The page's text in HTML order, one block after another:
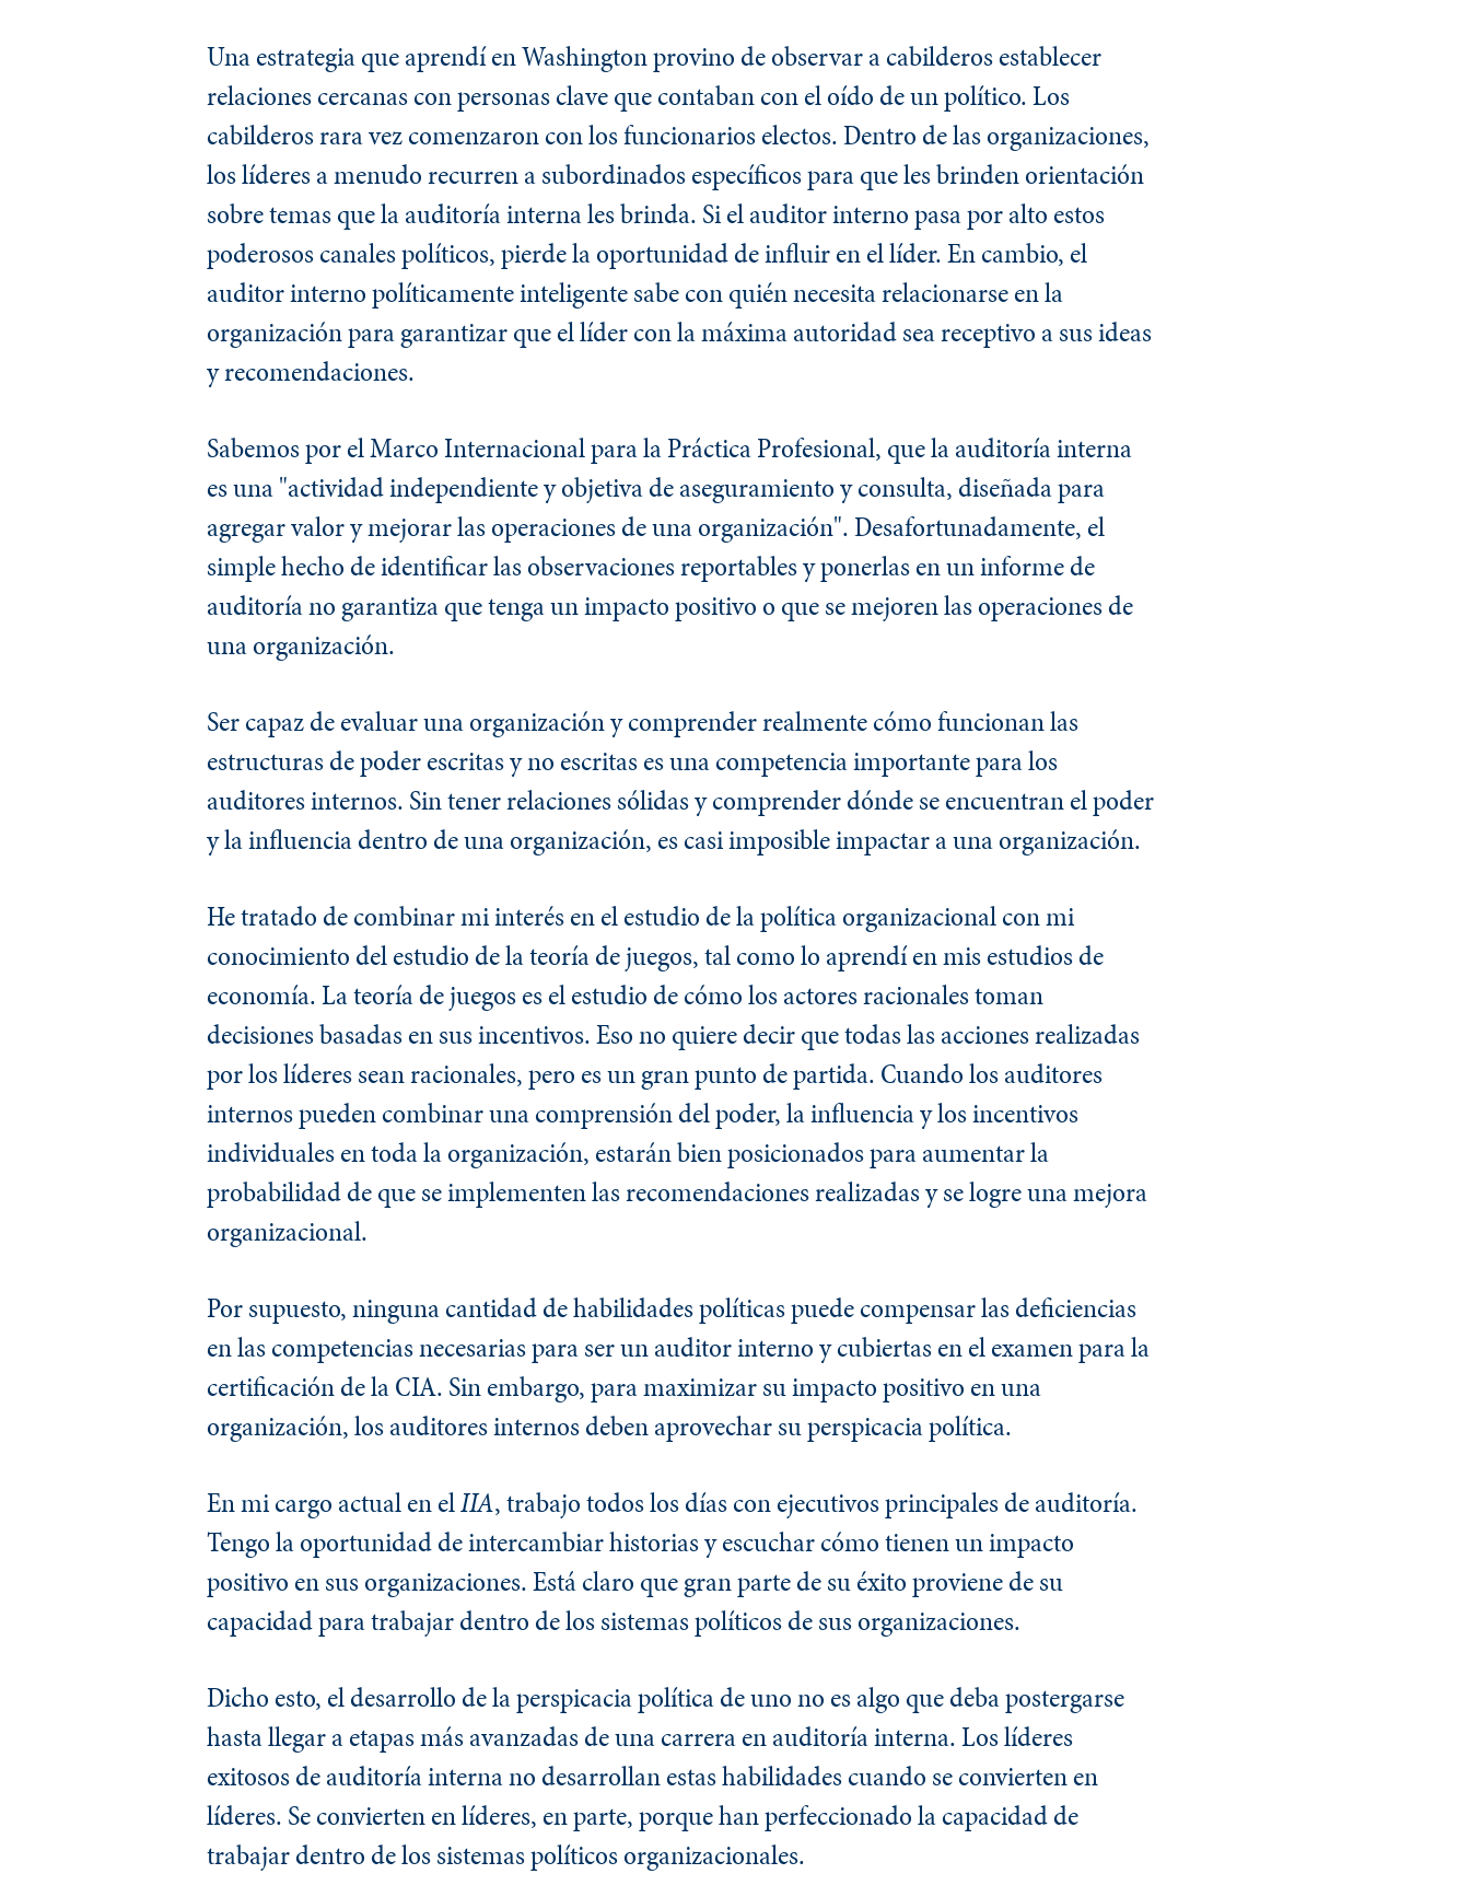
Una estrategia que aprendí en Washington provino de observar a cabilderos establecer
relaciones cercanas con personas clave que contaban con el oído de un político. Los
cabilderos rara vez comenzaron con los funcionarios electos. Dentro de las organizaciones,
los líderes a menudo recurren a subordinados específicos para que les brinden orientación
sobre temas que la auditoría interna les brinda. Si el auditor interno pasa por alto estos
poderosos canales políticos, pierde la oportunidad de influir en el líder. En cambio, el
auditor interno políticamente inteligente sabe con quién necesita relacionarse en la
organización para garantizar que el líder con la máxima autoridad sea receptivo a sus ideas
y recomendaciones.
Sabemos por el Marco Internacional para la Práctica Profesional, que la auditoría interna
es una "actividad independiente y objetiva de aseguramiento y consulta, diseñada para
agregar valor y mejorar las operaciones de una organización". Desafortunadamente, el
simple hecho de identificar las observaciones reportables y ponerlas en un informe de
auditoría no garantiza que tenga un impacto positivo o que se mejoren las operaciones de
una organización.
Ser capaz de evaluar una organización y comprender realmente cómo funcionan las
estructuras de poder escritas y no escritas es una competencia importante para los
auditores internos. Sin tener relaciones sólidas y comprender dónde se encuentran el poder
y la influencia dentro de una organización, es casi imposible impactar a una organización.
He tratado de combinar mi interés en el estudio de la política organizacional con mi
conocimiento del estudio de la teoría de juegos, tal como lo aprendí en mis estudios de
economía. La teoría de juegos es el estudio de cómo los actores racionales toman
decisiones basadas en sus incentivos. Eso no quiere decir que todas las acciones realizadas
por los líderes sean racionales, pero es un gran punto de partida. Cuando los auditores
internos pueden combinar una comprensión del poder, la influencia y los incentivos
individuales en toda la organización, estarán bien posicionados para aumentar la
probabilidad de que se implementen las recomendaciones realizadas y se logre una mejora
organizacional.
Por supuesto, ninguna cantidad de habilidades políticas puede compensar las deficiencias
en las competencias necesarias para ser un auditor interno y cubiertas en el examen para la
certificación de la CIA. Sin embargo, para maximizar su impacto positivo en una
organización, los auditores internos deben aprovechar su perspicacia política.
En mi cargo actual en elIIA, trabajo todos los días con ejecutivos principales de auditoría.
Tengo la oportunidad de intercambiar historias y escuchar cómo tienen un impacto
positivo en sus organizaciones. Está claro que gran parte de su éxito proviene de su
capacidad para trabajar dentro de los sistemas políticos de sus organizaciones.
Dicho esto, el desarrollo de la perspicacia política de uno no es algo que deba postergarse
hasta llegar a etapas más avanzadas de una carrera en auditoría interna. Los líderes
exitosos de auditoría interna no desarrollan estas habilidades cuando se convierten en
líderes. Se convierten en líderes, en parte, porque han perfeccionado la capacidad de
trabajar dentro de los sistemas políticos organizacionales.